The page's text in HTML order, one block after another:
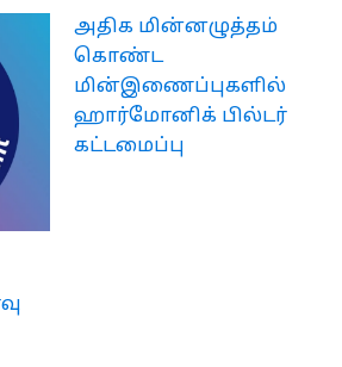
அதிக மின்னழுத்தம்
கொண்ட
மின்இணைப்புகளில்
ஹார்மோனிக் பில்டர்
கட்டமைப்பு